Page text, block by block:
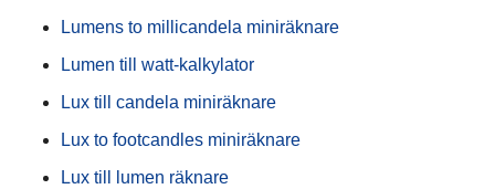
Lumens to millicandela miniräknare
Lumen till watt-kalkylator
Lux till candela miniräknare
Lux to footcandles miniräknare
Lux till lumen räknare